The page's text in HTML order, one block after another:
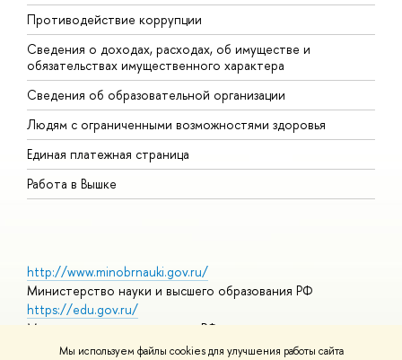
Мы используем файлы cookies для улучшения работы сайта
Противодействие коррупции
Сведения о доходах, расходах, об имуществе и
обязательствах имущественного характера
Сведения об образовательной организации
Людям с ограниченными возможностями здоровья
Единая платежная страница
Работа в Вышке
http://www.minobrnauki.gov.ru/
Министерство науки и высшего образования РФ
https://edu.gov.ru/
Министерство просвещения РФ
https://elearning.hse.ru/mooc